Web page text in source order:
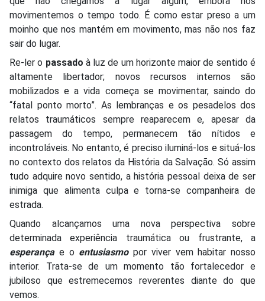
movimentemos o tempo todo. É como estar preso a um
moinho que nos mantém em movimento, mas não nos faz
sair do lugar.
Re-ler o passado à luz de um horizonte maior de sentido é
altamente libertador; novos recursos internos são
mobilizados e a vida começa se movimentar, saindo do
“fatal ponto morto”. As lembranças e os pesadelos dos
relatos traumáticos sempre reaparecem e, apesar da
passagem do tempo, permanecem tão nítidos e
incontroláveis. No entanto, é preciso iluminá-los e situá-los
no contexto dos relatos da História da Salvação. Só assim
tudo adquire novo sentido, a história pessoal deixa de ser
inimiga que alimenta culpa e torna-se companheira de
estrada.
Quando alcançamos uma nova perspectiva sobre
determinada experiência traumática ou frustrante, a
esperançae o entusiasmopor viver vem habitar nosso
interior. Trata-se de um momento tão fortalecedor e
jubiloso que estremecemos reverentes diante do que
vemos.